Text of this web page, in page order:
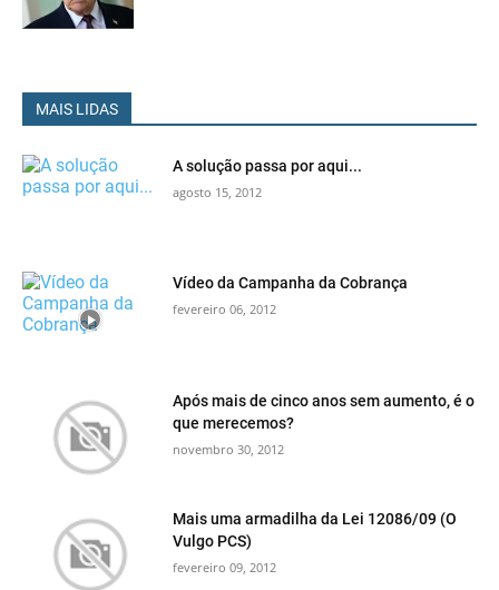
MAIS LIDAS
A solução passa por aqui...
agosto 15, 2012
Vídeo da Campanha da Cobrança
fevereiro 06, 2012
Após mais de cinco anos sem aumento, é o
que merecemos?
novembro 30, 2012
Mais uma armadilha da Lei 12086/09 (O
Vulgo PCS)
fevereiro 09, 2012